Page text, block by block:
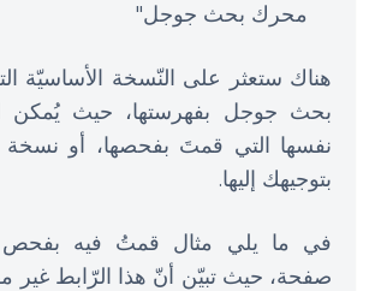
محرك بحث جوجل"
هناك ستعثر على النّسخة الأساسيّة
بحث جوجل بفهرستها، حيث
نفسها التي قمتَ بفحصها، أو
بتوجيهك إليها.
في ما يلي مثال قمتُ فيه
صفحة، حيث تبيّن أنّ هذا الرّابط غير